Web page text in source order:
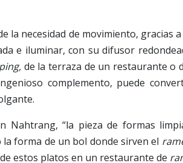
la necesidad de movimiento, gracias
e iluminar, con su difusor
de la terraza de un restaurante o
complemento, puede
Nahtrang, “la pieza de formas
forma de un bol donde sirven el
estos platos en un restaurante de